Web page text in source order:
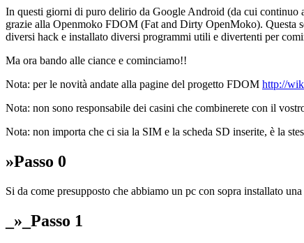
In questi giorni di puro delirio da Google Android (da cui continuo
grazie alla Openmoko FDOM (Fat and Dirty OpenMoko). Questa
diversi hack e installato diversi programmi utili e divertenti per
Ma ora bando alle ciance e cominciamo!!
Nota: per le novità andate alla pagine del progetto FDOM http://
Nota: non sono responsabile dei casini che combinerete con il
Nota: non importa che ci sia la SIM e la scheda SD inserite, è la
»Passo 0
Si da come presupposto che abbiamo un pc con sopra installato
_»_Passo 1